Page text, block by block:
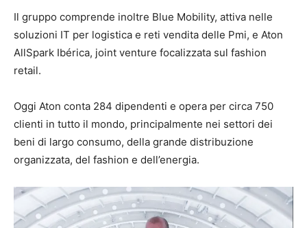
Il gruppo comprende inoltre Blue Mobility, attiva nelle
soluzioni IT per logistica e reti vendita delle Pmi, e Aton
AllSpark Ibérica, joint venture focalizzata sul fashion
retail.
Oggi Aton conta 284 dipendenti e opera per circa 750
clienti in tutto il mondo, principalmente nei settori dei
beni di largo consumo, della grande distribuzione
organizzata, del fashion e dell’energia.